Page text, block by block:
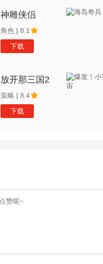
神雕侠侣
角色 | 8.1
下载
放开那三国2
策略 | 8.4
下载